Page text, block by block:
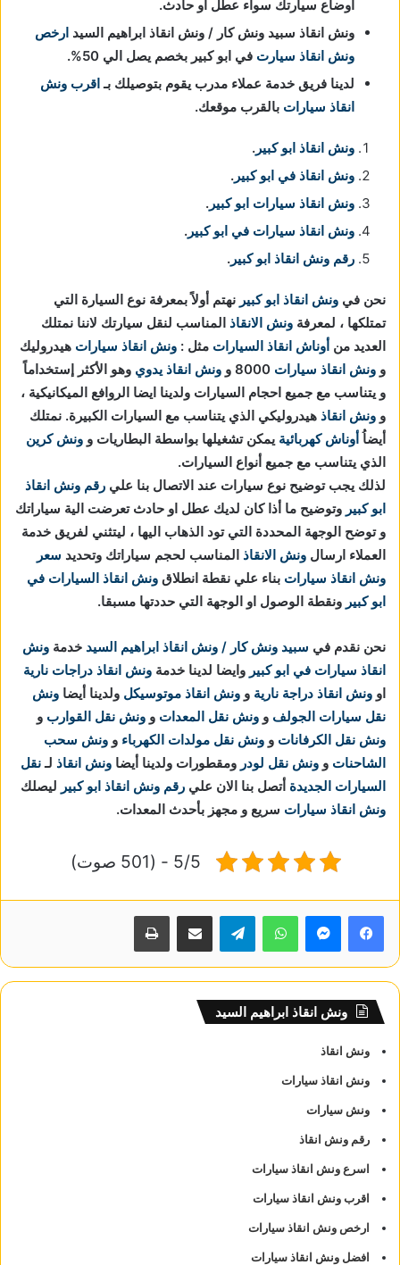
أوضاع سيارتك سواء عطل أو حادث.
ونش انقاذ سبيد ونش كار / ونش انقاذ ابراهيم السيد ارخص
ونش انقاذ سيارت في ابو كبير بخصم يصل الي 50%.
لدينا فريق خدمة عملاء مدرب يقوم بتوصيلك بـاقرب ونش
انقاذ سيارات بالقرب موقعك.
ونش انقاذ ابو كبير .
ونش انقاذ في ابو كبير .
ونش انقاذ سيارات ابو كبير .
ونش انقاذ سيارات في ابو كبير .
رقم ونش انقاذ ابو كبير .
نحن في ونش انقاذ ابو كبير نهتم أولاً بمعرفة نوع السيارة التي
تمتلكها ، لمعرفة ونش الانقاذ المناسب لنقل سيارتك لاننا نمتلك
العديد من أوناش انقاذ السيارات مثل : ونش انقاذ سيارات هيدروليك
و ونش انقاذ سيارات ونش انقاذ يدوي وهو الأكثر إستخداماً
و يتناسب مع جميع احجام السيارات ولدينا ايضا الروافع الميكانيكية ،
و ونش انقاذ هيدروليكي الذي يتناسب مع السيارات الكبيرة. نمتلك
أيضاُأوناش كهربائية يمكن تشغيلها بواسطة البطاريات و ونش كرين
الذي يتناسب مع جميع أنواع السيارات.
لذلك يجب توضيح نوع سيارات عند الاتصال بنا علي رقم ونش انقاذ
ابو كبير وتوضيح ما أذا كان لديك عطل او حادث تعرضت الية سياراتك
و توضح الوجهة المحددة التي تود الذهاب اليها ، ليتثني لفريق خدمة
العملاء ارسال ونش الانقاذ المناسب لحجم سياراتك وتحديد سعر
ونش انقاذ سيارات بناء علي نقطة انطلاق ونش انقاذ السيارات في
ابو كبير ونقطة الوصول او الوجهة التي حددتها مسبقا.
نحن نقدم في سبيد ونش كار / ونش انقاذ ابراهيم السيد خدمة ونش
انقاذ سيارات في ابو كبير وايضا لدينا خدمة ونش انقاذ دراجات نارية
او ونش انقاذ دراجة نارية و ونش انقاذ موتوسيكل ولدينا أيضا ونش
نقل سيارات الجولف و ونش نقل المعدات و ونش نقل القوارب و
ونش نقل الكرفانات و ونش نقل مولدات الكهرباء و ونش سحب
الشاحنات و ونش نقل لودر ومقطورات ولدينا أيضا ونش انقاذ لـنقل
السيارات الجديدة أتصل بنا الان علي رقم ونش انقاذ ابو كبير ليصلك
ونش انقاذ سيارات سريع و مجهز بأحدث المعدات.
5/5 - (501 صوت)
واتساب
ونش انقاذ ابراهيم السيد
ونش انقاذ
ونش انقاذ سيارات
ونش سيارات
رقم ونش انقاذ
اسرع ونش انقاذ سيارات
اقرب ونش انقاذ سيارات
ارخص ونش انقاذ سيارات
افضل ونش انقاذ سيارات